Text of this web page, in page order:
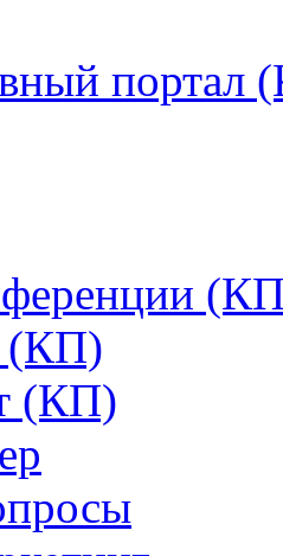
портал
(КП)
(КП)